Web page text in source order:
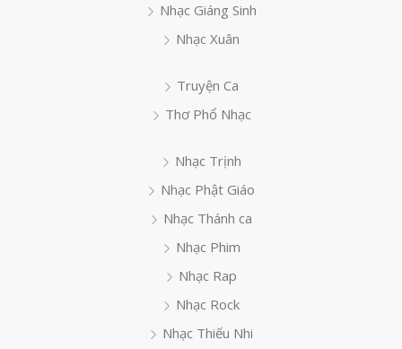
Nhạc Giáng Sinh
Nhạc Xuân
Truyện Ca
Thơ Phổ Nhạc
Nhạc Trịnh
Nhạc Phật Giáo
Nhạc Thánh ca
Nhạc Phim
Nhạc Rap
Nhạc Rock
Nhạc Thiếu Nhi